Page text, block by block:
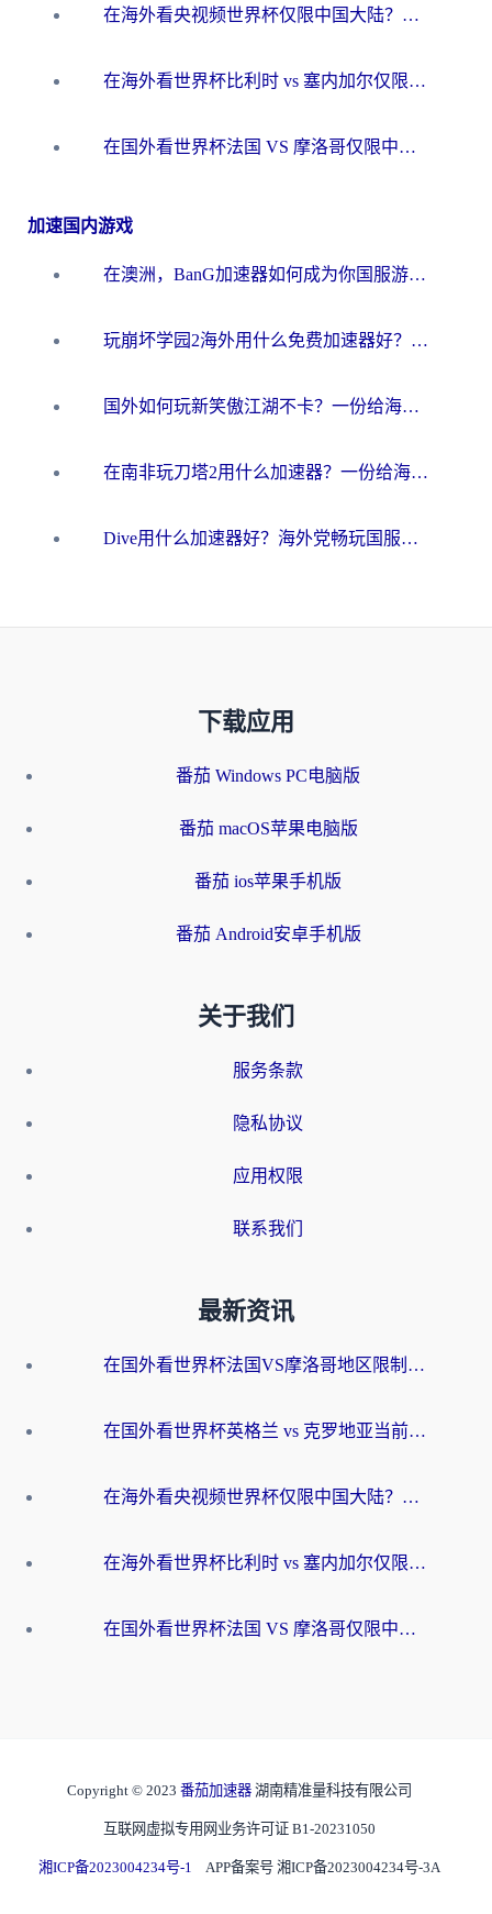
在海外看央视频世界杯仅限中国大陆？这篇指南帮你解锁中文解说+无卡顿直播
在海外看世界杯比利时 vs 塞内加尔仅限中国大陆？我找到了最流畅的中文解说之路
在国外看世界杯法国 VS 摩洛哥仅限中国大陆？海外党这样看中文解说赛事不卡顿
加速国内游戏
在澳洲，BanG加速器如何成为你国服游戏的“时光机”？
玩崩坏学园2海外用什么免费加速器好？2026海外党亲测国服游戏加速指南
国外如何玩新笑傲江湖不卡？一份给海外游子的终极网络指南
在南非玩刀塔2用什么加速器？一份给海外游子的终极生存指南
Dive用什么加速器好？海外党畅玩国服游戏的终极避坑指南
下载应用
番茄 Windows PC电脑版
番茄 macOS苹果电脑版
番茄 ios苹果手机版
番茄 Android安卓手机版
关于我们
服务条款
隐私协议
应用权限
联系我们
最新资讯
在国外看世界杯法国VS摩洛哥地区限制？这篇指南让你流畅看中文解说无压力
在国外看世界杯英格兰 vs 克罗地亚当前地区不可播放？这篇指南帮你搞定所有海外观赛难题
在海外看央视频世界杯仅限中国大陆？这篇指南帮你解锁中文解说+无卡顿直播
在海外看世界杯比利时 vs 塞内加尔仅限中国大陆？我找到了最流畅的中文解说之路
在国外看世界杯法国 VS 摩洛哥仅限中国大陆？海外党这样看中文解说赛事不卡顿
Copyright © 2023 番茄加速器 湖南精准量科技有限公司
互联网虚拟专用网业务许可证 B1-20231050
湘ICP备2023004234号-1 APP备案号 湘ICP备2023004234号-3A